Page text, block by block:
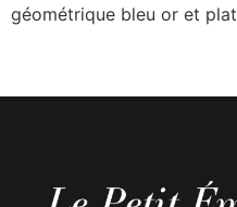
géométrique bleu or et